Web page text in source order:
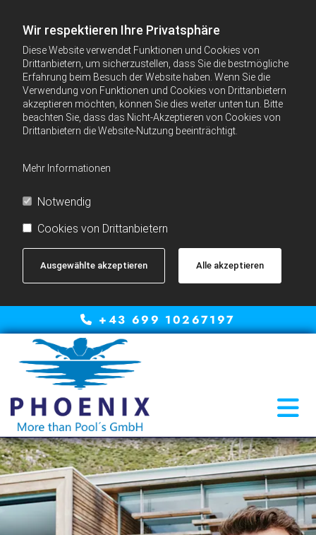
Wir respektieren Ihre Privatsphäre
Diese Website verwendet Funktionen und Cookies von
Drittanbietern, um sicherzustellen, dass Sie die bestmögliche
Erfahrung beim Besuch der Website haben. Wenn Sie die
Verwendung von Funktionen und Cookies von Drittanbietern
akzeptieren möchten, können Sie dies weiter unten tun. Bitte
beachten Sie, dass das Nicht-Akzeptieren von Cookies von
Drittanbietern die Website-Nutzung beeinträchtigt.
Mehr Informationen
Notwendig
Cookies von Drittanbietern
Ausgewählte akzeptieren Alle akzeptieren
 +43 699 10267197